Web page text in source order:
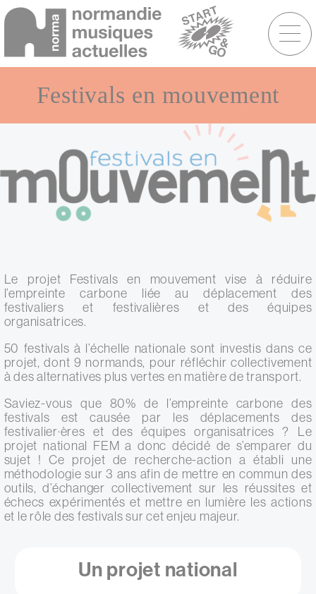
contenu
Menu
raccourcis
Festivals en mouvement
Le projet Festivals en mouvement vise à réduire
l’empreinte carbone liée au déplacement des
festivaliers et festivalières et des équipes
organisatrices.
50 festivals à l’échelle nationale sont investis dans ce
projet, dont 9 normands, pour réfléchir collectivement
à des alternatives plus vertes en matière de transport.
Saviez-vous que 80% de l’empreinte carbone des
festivals est causée par les déplacements des
festivalier·ères et des équipes organisatrices ? Le
projet national FEM a donc décidé de s’emparer du
sujet ! Ce projet de recherche-action a établi une
méthodologie sur 3 ans afin de mettre en commun des
outils, d’échanger collectivement sur les réussites et
échecs expérimentés et mettre en lumière les actions
et le rôle des festivals sur cet enjeu majeur.
Un projet national